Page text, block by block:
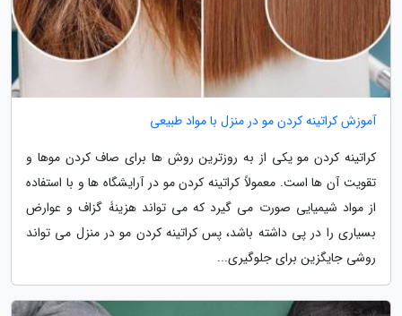
آموزش کراتینه کردن مو در منزل با مواد طبیعی
کراتینه کردن مو یکی از به روزترین روش ها برای صاف کردن موها و
تقویت آن ها است. معمولاً کراتینه کردن مو در آرایشگاه ها و با استفاده
از مواد شیمیایی صورت می گیرد که می تواند هزینۀ گزاف و عوارض
بسیاری را در پی داشته باشد، پس کراتینه کردن مو در منزل می تواند
روشی جایگزین برای جلوگیری...